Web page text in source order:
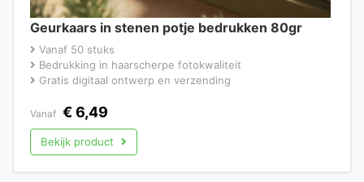
Geurkaars in stenen potje bedrukken 80gr
Vanaf 50 stuks
Bedrukking in haarscherpe fotokwaliteit
Gratis digitaal ontwerp en verzending
Vanaf €6,49
Bekijk product